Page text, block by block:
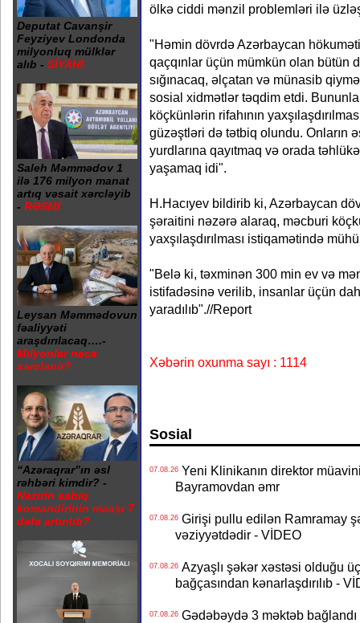
Deputat Cavanşir
Feyziyev Londonda
milyonluq mülklər
alıb - SİYAHI
Saleh Məmmədov 1
ilə 176 milyon manat
artıq vəsait xərcləyib
- RƏSMİ
Leysan Məmmədovun
fəaliyyəti
araşdırılacaq….-
Milyonlar necə
xərclənir?
“Azəraqrar”ın əsl
rəhbəri kimdir? -
Nazirin sabiq
komandirinin maaşı 7
dəfə artırılıb?
ölkə ciddi mənzil problemləri ilə
"Həmin dövrdə Azərbaycan
qaçqınlar üçün mümkün olan bütün
sığınacaq, əlçatan və münasib
sosial xidmətlər təqdim etdi.
köçkünlərin rifahının
güzəştləri də tətbiq olundu. Onların
yurdlarına qayıtmaq və orada
yaşamaq idi".
H.Hacıyev bildirib ki, Azərbaycan
şəraitini nəzərə alaraq, məcburi
yaxşılaşdırılması istiqamətində
"Belə ki, təxminən 300 min ev və
istifadəsinə verilib, insanlar üçün
yaradılıb".//Report
Xəbərin oxunma sayı : 1114
Sosial
07.08.26Yeni Klinikanın direktor müavini
Bayramovdan əmr
07.08.26Girişi pullu edilən Ramramay
vəziyyətdədir - VİDEO
07.08.26Azyaşlı şəkər xəstəsi olduğu
bağçasından kənarlaşdırılıb -
07.08.26Gədəbəydə 3 məktəb